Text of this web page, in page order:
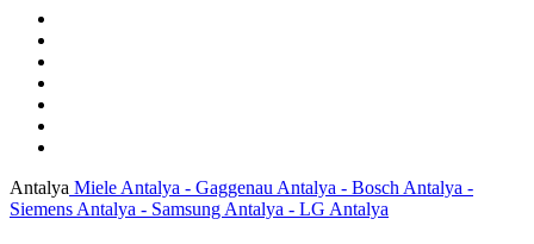
Antalya Miele Antalya - Gaggenau Antalya - Bosch Antalya -
Siemens Antalya - Samsung Antalya - LG Antalya